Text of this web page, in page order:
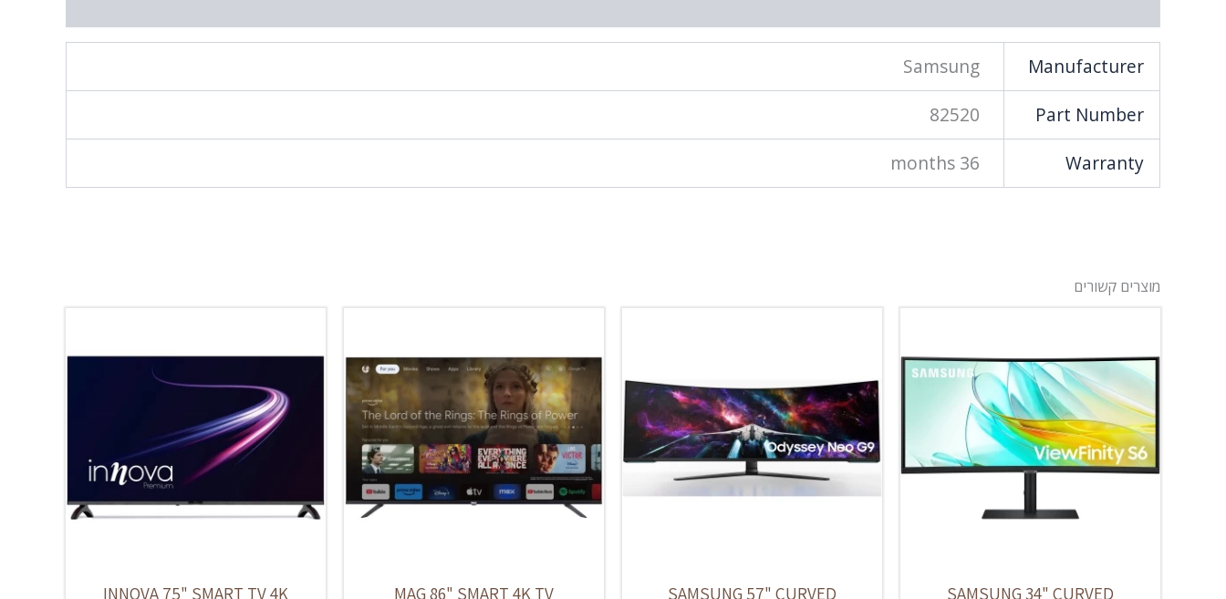
Manufacturer
Samsung
Part Number
82520
Warranty
36 months
מוצרים קשורים
SAMSUNG 34" CURVED
SAMSUNG 57" CURVED
MAG 86" SMART 4K TV
INNOVA 75" SMART TV 4K